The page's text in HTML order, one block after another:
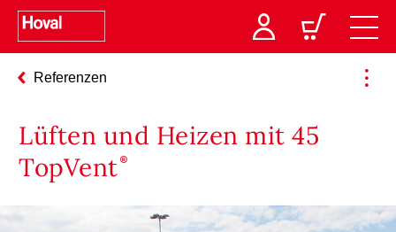
Referenzen
Lüften und Heizen mit 45
TopVent